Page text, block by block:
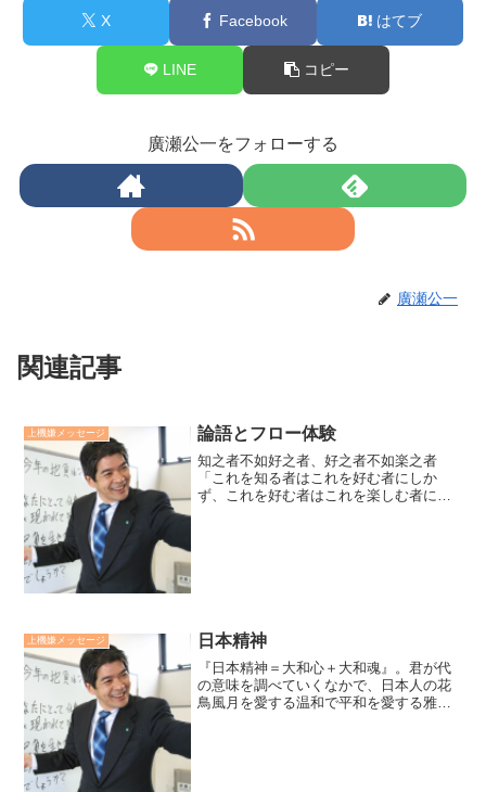
X Facebook はてブ
LINE コピー
廣瀬公一をフォローする
廣瀬公一
関連記事
上機嫌メッセージ 論語とフロー体験
知之者不如好之者、好之者不如楽之者
「これを知る者はこれを好む者にしか
ず、これを好む者はこれを楽しむ者にし
上機嫌メッセージ 日本精神
『日本精神＝大和心＋大和魂』。君が代
の意味を調べていくなかで、日本人の花
鳥風月を愛する温和で平和を愛する雅な